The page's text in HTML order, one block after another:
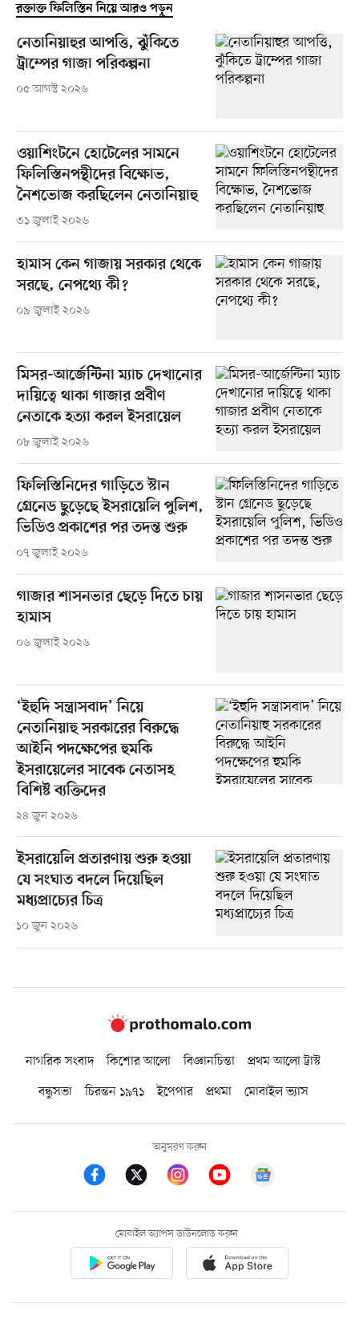
রক্তাক্ত ফিলিস্তিন নিয়ে আরও পড়ুন
নেতানিয়াহুর আপত্তি, ঝুঁকিতে
ট্রাম্পের গাজা পরিকল্পনা
০৫ আগস্ট ২০২৬
ওয়াশিংটনে হোটেলের সামনে
ফিলিস্তিনপন্থীদের বিক্ষোভ,
নৈশভোজ করছিলেন নেতানিয়াহু
৩১ জুলাই ২০২৬
হামাস কেন গাজায় সরকার থেকে
সরছে, নেপথ্যে কী?
০৯ জুলাই ২০২৬
মিসর-আর্জেন্টিনা ম্যাচ দেখানোর
দায়িত্বে থাকা গাজার প্রবীণ
নেতাকে হত্যা করল ইসরায়েল
০৮ জুলাই ২০২৬
ফিলিস্তিনিদের গাড়িতে স্টান
গ্রেনেড ছুড়েছে ইসরায়েলি পুলিশ,
ভিডিও প্রকাশের পর তদন্ত শুরু
০৭ জুলাই ২০২৬
গাজার শাসনভার ছেড়ে দিতে চায়
হামাস
০৬ জুলাই ২০২৬
‘ইহুদি সন্ত্রাসবাদ’ নিয়ে
নেতানিয়াহু সরকারের বিরুদ্ধে
আইনি পদক্ষেপের হুমকি
ইসরায়েলের সাবেক নেতাসহ
বিশিষ্ট ব্যক্তিদের
২৪ জুন ২০২৬
ইসরায়েলি প্রতারণায় শুরু হওয়া
যে সংঘাত বদলে দিয়েছিল
মধ্যপ্রাচ্যের চিত্র
১০ জুন ২০২৬
নাগরিক সংবাদ কিশোর আলো বিজ্ঞানচিন্তা
প্রথম আলো ট্রাস্ট
বন্ধুসভা
চিরন্তন ১৯৭১ ইপেপার প্রথমা মোবাইল ভ্যাস
অনুসরণ করুন
মোবাইল অ্যাপস ডাউনলোড করুন